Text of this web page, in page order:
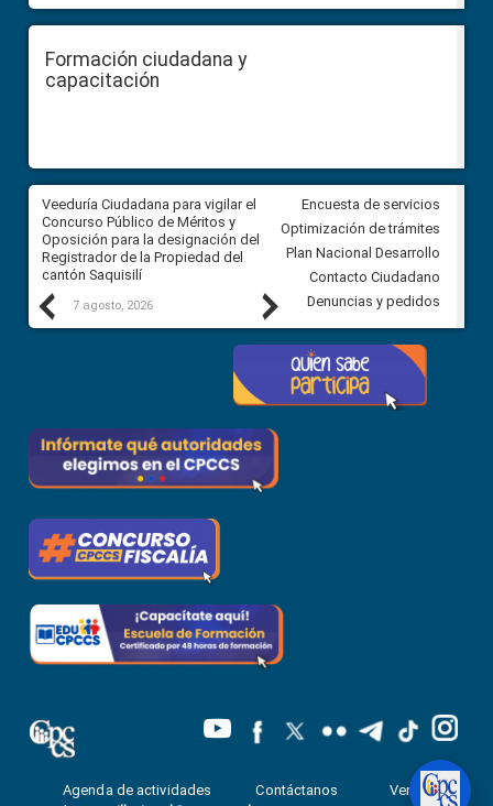
Formación ciudadana y
capacitación
Previous
Veeduría Ciudadana para vigilar el
Concurso Público de Méritos y
Oposición para la designación del
Registrador de la Propiedad del
cantón Saquisilí
7 agosto, 2026
Veeduría Ciudadana para
construcción del asfaltado de
Ballenita del cantón Santa
7 agosto, 2026
Next
Encuesta de servicios
Optimización de trámites
Plan Nacional Desarrollo
Contacto Ciudadano
Denuncias y pedidos
Agenda de actividades Contáctanos
Ventanilla